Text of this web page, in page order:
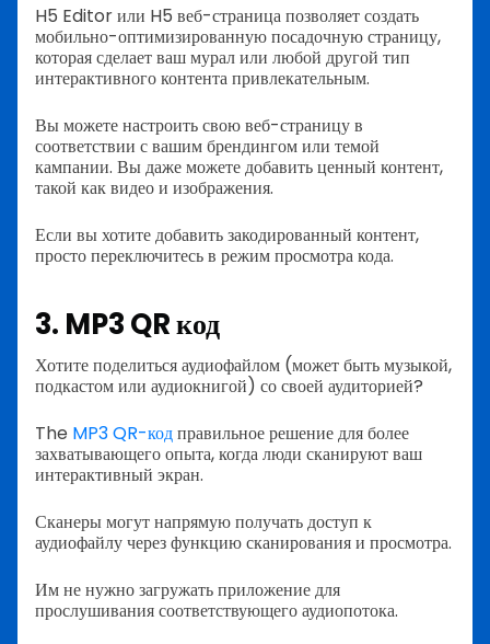
H5 Editor или H5 веб-страница позволяет создать
мобильно-оптимизированную посадочную страницу,
которая сделает ваш мурал или любой другой тип
интерактивного контента привлекательным.
Вы можете настроить свою веб-страницу в
соответствии с вашим брендингом или темой
кампании. Вы даже можете добавить ценный контент,
такой как видео и изображения.
Если вы хотите добавить закодированный контент,
просто переключитесь в режим просмотра кода.
3. MP3 QR код
Хотите поделиться аудиофайлом (может быть музыкой,
подкастом или аудиокнигой) со своей аудиторией?
The MP3 QR-кодправильное решение для более
захватывающего опыта, когда люди сканируют ваш
интерактивный экран.
Сканеры могут напрямую получать доступ к
аудиофайлу через функцию сканирования и просмотра.
Им не нужно загружать приложение для
прослушивания соответствующего аудиопотока.